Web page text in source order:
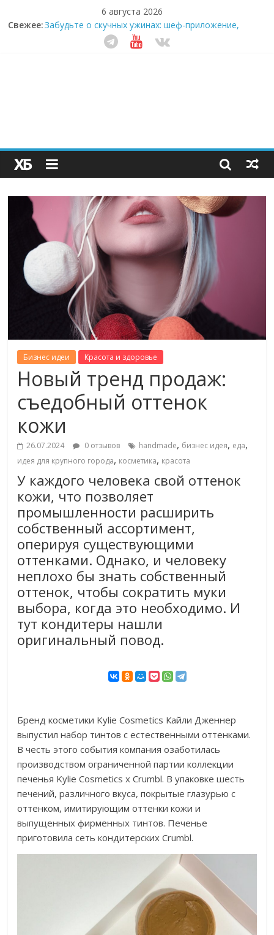
6 августа 2026
Свежее:Забудьте о скучных ужинах: шеф-приложение,
которое видит вашу еду насквозь
Небо зовёт: как бизнес на полётах дронов и
Секрет супергидратации: почему кокосовая вода с
пребиотиками становится главным трендом
здорового питания
Бизнес идеи Красота и здоровье
Новый тренд продаж:
съедобный оттенок
кожи
26.07.2024 0 отзывов handmade, бизнес идея, еда,
идея для крупного города, косметика, красота
У каждого человека свой оттенок
кожи, что позволяет
промышленности расширить
собственный ассортимент,
оперируя существующими
оттенками. Однако, и человеку
неплохо бы знать собственный
оттенок, чтобы сократить муки
выбора, когда это необходимо. И
тут кондитеры нашли
оригинальный повод.
Бренд косметики Kylie Cosmetics Кайли Дженнер
выпустил набор тинтов с естественными оттенками.
В честь этого события компания озаботилась
производством ограниченной партии коллекции
печенья Kylie Cosmetics x Crumbl. В упаковке шесть
печений, различного вкуса, покрытые глазурью с
оттенком, имитирующим оттенки кожи и
выпущенных фирменных тинтов. Печенье
приготовила сеть кондитерских Crumbl.